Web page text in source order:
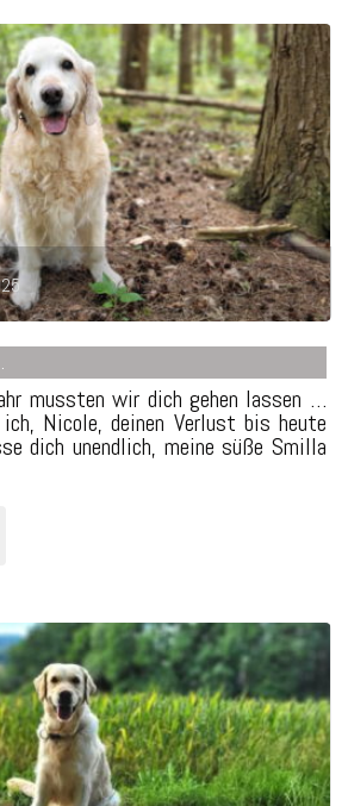
mussten wir dich gehen lassen …
Nicole, deinen Verlust bis heute
dich unendlich, meine süße Smilla